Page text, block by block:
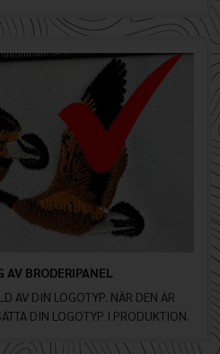
AV BRODERIPANEL
AV DIN LOGOTYP. NÄR DEN ÄR
DIN LOGOTYP I PRODUKTION.